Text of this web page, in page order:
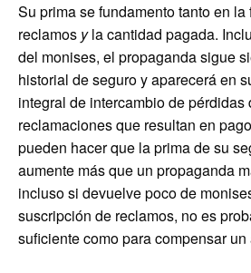
Su prima se fundamento tanto en
reclamos yla cantidad pagada.
del monises, el propaganda sigue
historial de seguro y aparecerá en
integral de intercambio de
reclamaciones que resultan en
pueden hacer que la prima de su
aumente más que un propaganda
incluso si devuelve poco de
suscripción de reclamos, no es
suficiente como para compensar